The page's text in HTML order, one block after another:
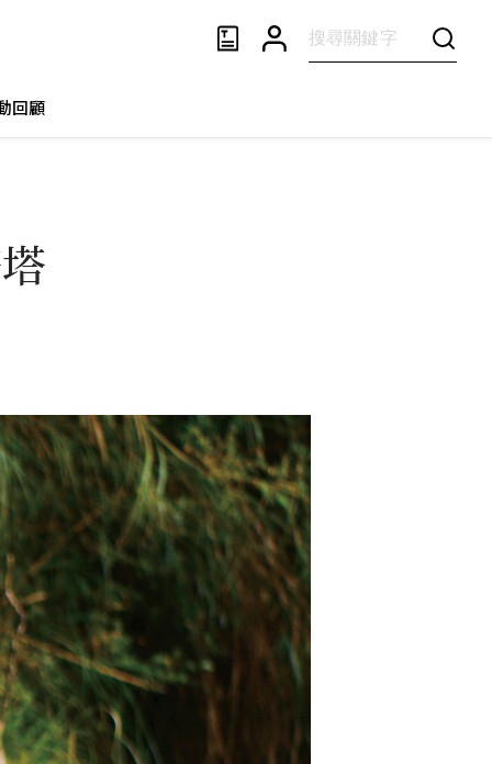
回顧